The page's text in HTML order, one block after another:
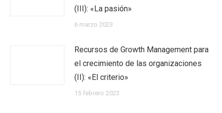
(III): «La pasión»
6 marzo 2023
Recursos de Growth Management para
el crecimiento de las organizaciones
(II): «El criterio»
15 febrero 2023